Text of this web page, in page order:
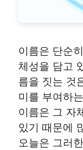
이름은 단순
체성을 담고
름을 짓는 것
미를 부여하
이름은 그 자
있기 때문에
오늘은 그러